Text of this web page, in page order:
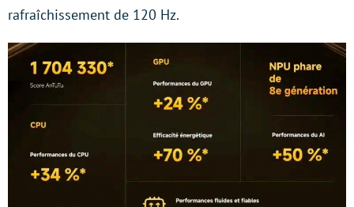
rafraîchissement de 120 Hz.